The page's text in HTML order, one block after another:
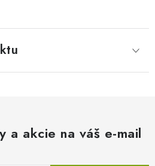
a akcie na váš e-mail